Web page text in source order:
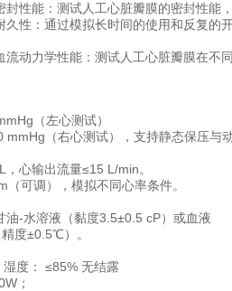
性能：测试人工心脏瓣膜的密封性能
久性：通过模拟长时间的使用和反复的
流动力学性能：测试人工心脏瓣膜在不
（左心测试）
mmHg（右心测试），支持静态保压与
心输出流量≤15 L/min。
可调），模拟不同心率条件。
油-水溶液（黏度3.5±0.5 cP）或血液
度±0.5℃）。
度： ≤85% 无结露
；